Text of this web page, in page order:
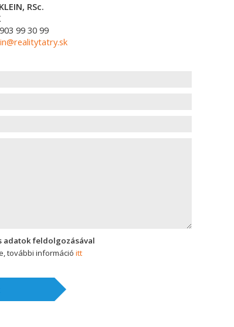
RSc.
99 30 99
adatok feldolgozásával
további információ itt